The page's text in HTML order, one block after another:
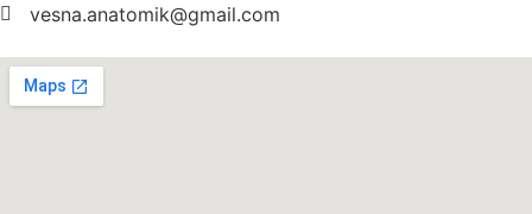
vesna.anatomik@gmail.com​